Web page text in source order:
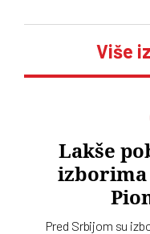
Više
Lakše
izborima
Pred Srbijom su